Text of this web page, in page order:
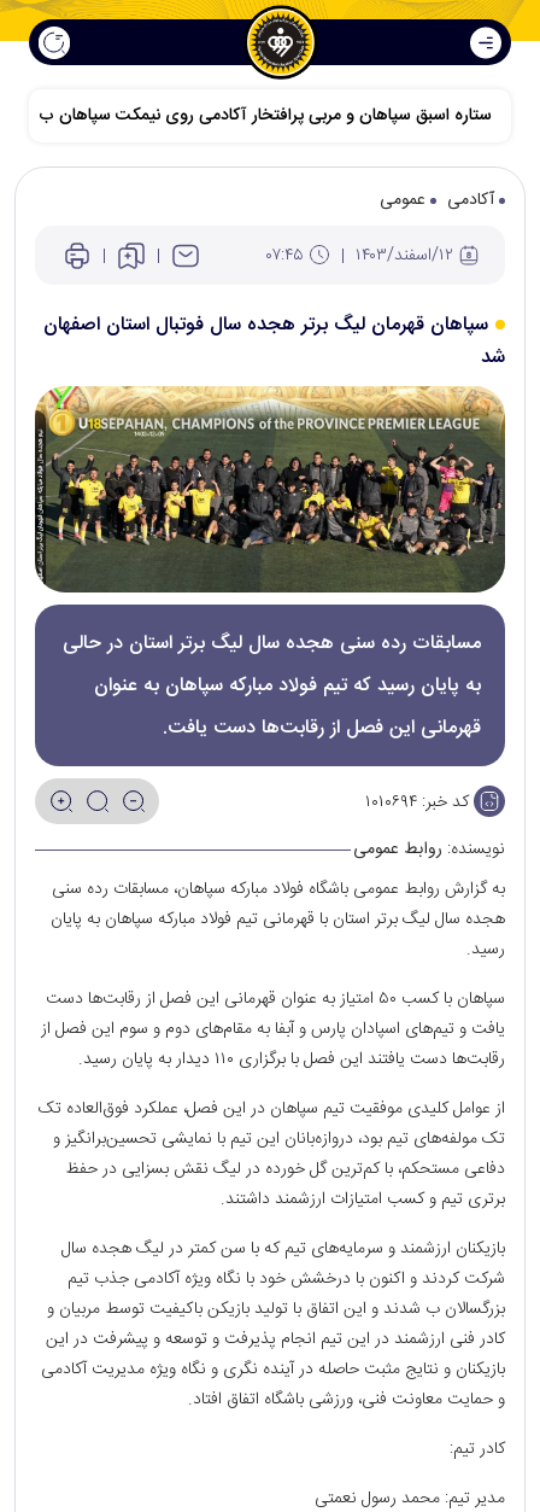
ستاره اسبق سپاهان و مربی پرافتخار آکادمی روی نیمکت سپاهان ب
آکادمی
عمومی
سپاهان قهرمان لیگ برتر هجده سال فوتبال استان اصفهان
شد
مسابقات رده سنی هجده سال لیگ برتر استان در حالی
به پایان رسید که تیم فولاد مبارکه سپاهان به عنوان
قهرمانی این فصل از رقابت‌ها دست یافت.
کد خبر: ۱۰۱۰۶۹۴
نویسنده: روابط عمومی
به گزارش روابط عمومی باشگاه فولاد مبارکه سپاهان، مسابقات رده سنی
هجده سال لیگ برتر استان با قهرمانی تیم فولاد مبارکه سپاهان به پایان
رسید.
سپاهان با کسب ۵۰ امتیاز به عنوان قهرمانی این فصل از رقابت‌ها دست
یافت و تیم‌های اسپادان پارس و آبفا به مقام‌های دوم و سوم این فصل از
رقابت‌ها دست یافتند این فصل با برگزاری ۱۱۰ دیدار به پایان رسید.
از عوامل کلیدی موفقیت تیم سپاهان در این فصل، عملکرد فوق‌العاده تک
تک مولفه‌های تیم بود، دروازه‌بانان این تیم با نمایشی تحسین‌برانگیز و
دفاعی مستحکم، با کم‌ترین گل خورده در لیگ نقش بسزایی در حفظ
برتری تیم و کسب امتیازات ارزشمند داشتند.
بازیکنان ارزشمند و سرمایه‌های تیم که با سن کمتر در لیگ هجده سال
شرکت کردند و اکنون با درخشش خود با نگاه ویژه آکادمی جذب تیم
بزرگسالان ب شدند و این اتفاق با تولید بازیکن باکیفیت توسط مربیان و
کادر فنی ارزشمند در این تیم انجام پذیرفت و توسعه و پیشرفت در این
بازیکنان و نتایج مثبت حاصله در آینده نگری و نگاه ویژه مدیریت آکادمی
و حمایت معاونت فنی، ورزشی باشگاه اتفاق افتاد.
کادر تیم:
مدیر تیم: محمد رسول نعمتی